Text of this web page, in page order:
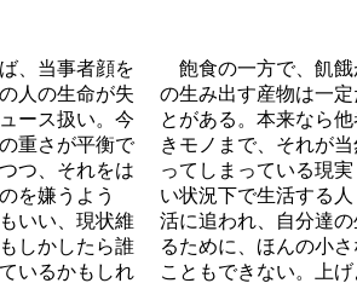
、当事者顔を
人の生命が失
ース扱い。今
重さが平衡で
つ、それをは
を嫌うよう
いい、現状維
しかしたら誰
いるかもしれ
飽食の一方で、飢餓
の生み出す産物は一
とがある。本来なら
きモノまで、それが
ってしまっている現
い状況下で生活する
活に追われ、自分達
るために、ほんの小
こともできない。上